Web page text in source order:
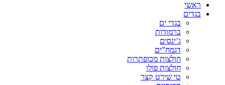
ראשי
בגדים
בגדי ים
ברמודות
ג’ינסים
דגמח”ים
חולצות מכופתרות
חולצות פולו
טי שירט קצר